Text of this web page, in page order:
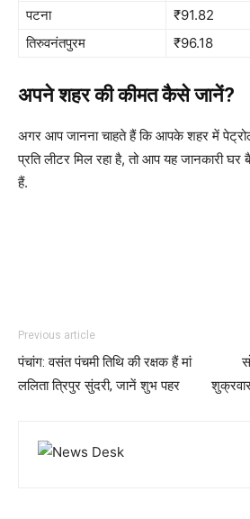
पटना ₹91.82
तिरुवनंतपुरम
₹96.18
अपने शहर की कीमत कैसे जानें?
अगर आप जानना चाहते हैं कि आपके शहर में
प्रति लीटर मिल रहा है, तो आप यह जानकारी
हैं.
Previous article
पंचांग: वसंत पंचमी तिथि की रक्षक हैं मां
ललिता त्रिपुर सुंदरी, जानें शुभ पहर